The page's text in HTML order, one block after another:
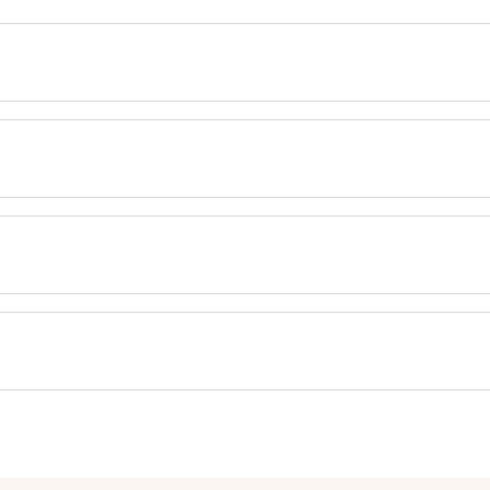
nr 100 w odcieniu Ivory to niewidzialny, korygujący
pozostawia skórę odpowiednio nawodnioną.
oczu.
cera
Phenyl Trimethicone, Dimethicone, Polybutene,
(Coconut) Oil, Paraffinum Liquidum/Mineral Oil/Huile
Hexyl Cinnamal, Linalool, Bht, [May Contain/Peut Contenir/